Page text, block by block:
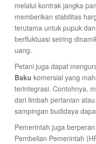
melalui kontrak jangka
memberikan stabilitas
terutama untuk pupuk
berfluktuasi seiring
uang.
Petani juga dapat
Baku komersial yang
terintegrasi. Contohnya,
dari limbah pertanian
sampingan budidaya
Pemerintah juga
Pembelian Pemerintah